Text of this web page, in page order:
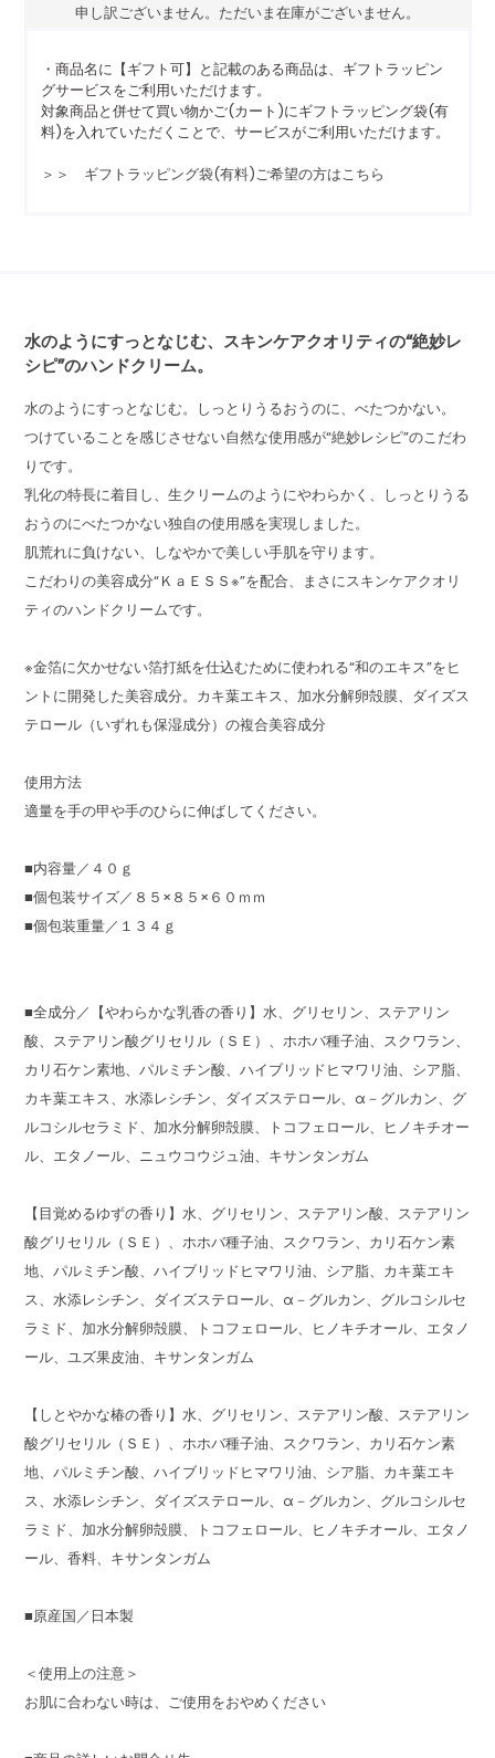
申し訳ございません。ただいま在庫がございません。
・商品名に【ギフト可】と記載のある商品は、ギフトラッピン
グサービスをご利用いただけます。
対象商品と併せて買い物かご(カート)にギフトラッピング袋(有
料)を入れていただくことで、サービスがご利用いただけます。
＞＞ ギフトラッピング袋(有料)ご希望の方はこちら
水のようにすっとなじむ、スキンケアクオリティの“絶妙レ
シピ”のハンドクリーム。
水のようにすっとなじむ。しっとりうるおうのに、べたつかない。
つけていることを感じさせない自然な使用感が“絶妙レシピ”のこだわ
りです。
乳化の特長に着目し、生クリームのようにやわらかく、しっとりうる
おうのにべたつかない独自の使用感を実現しました。
肌荒れに負けない、しなやかで美しい手肌を守ります。
こだわりの美容成分“ＫａＥＳＳ※”を配合、まさにスキンケアクオリ
ティのハンドクリームです。
※金箔に欠かせない箔打紙を仕込むために使われる“和のエキス”をヒ
ントに開発した美容成分。カキ葉エキス、加水分解卵殻膜、ダイズス
テロール（いずれも保湿成分）の複合美容成分
使用方法
適量を手の甲や手のひらに伸ばしてください。
■内容量／４０ｇ
■個包装サイズ／８５×８５×６０ｍｍ
■個包装重量／１３４ｇ
■全成分／【やわらかな乳香の香り】水、グリセリン、ステアリン
酸、ステアリン酸グリセリル（ＳＥ）、ホホバ種子油、スクワラン、
カリ石ケン素地、パルミチン酸、ハイブリッドヒマワリ油、シア脂、
カキ葉エキス、水添レシチン、ダイズステロール、α－グルカン、グ
ルコシルセラミド、加水分解卵殻膜、トコフェロール、ヒノキチオー
ル、エタノール、ニュウコウジュ油、キサンタンガム
【目覚めるゆずの香り】水、グリセリン、ステアリン酸、ステアリン
酸グリセリル（ＳＥ）、ホホバ種子油、スクワラン、カリ石ケン素
地、パルミチン酸、ハイブリッドヒマワリ油、シア脂、カキ葉エキ
ス、水添レシチン、ダイズステロール、α－グルカン、グルコシルセ
ラミド、加水分解卵殻膜、トコフェロール、ヒノキチオール、エタノ
ール、ユズ果皮油、キサンタンガム
【しとやかな椿の香り】水、グリセリン、ステアリン酸、ステアリン
酸グリセリル（ＳＥ）、ホホバ種子油、スクワラン、カリ石ケン素
地、パルミチン酸、ハイブリッドヒマワリ油、シア脂、カキ葉エキ
ス、水添レシチン、ダイズステロール、α－グルカン、グルコシルセ
ラミド、加水分解卵殻膜、トコフェロール、ヒノキチオール、エタノ
ール、香料、キサンタンガム
■原産国／日本製
＜使用上の注意＞
お肌に合わない時は、ご使用をおやめください